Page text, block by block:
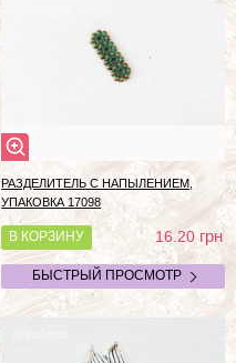
РАЗДЕЛИТЕЛЬ С НАПЫЛЕНИЕМ,
УПАКОВКА 17098
В КОРЗИНУ 16.20грн
БЫСТРЫЙ ПРОСМОТР